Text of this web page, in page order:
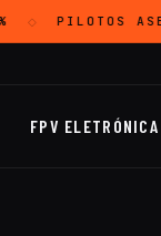
PILOTOS
FPV ELETRÓNICA